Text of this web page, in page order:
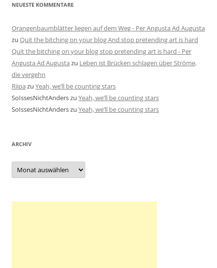
NEUESTE KOMMENTARE
Orangenbaumblätter liegen auf dem Weg - Per Angusta Ad Augusta
zu Quit the bitching on your blog And stop pretending art is hard
Quit the bitching on your blog stop pretending art is hard - Per
Angusta Ad Augusta zu Leben ist Brücken schlagen über Ströme,
die vergehn
Riipa zu Yeah, we’ll be counting stars
SoIssesNichtAnderszu Yeah, we’ll be counting stars
SoIssesNichtAnderszu Yeah, we’ll be counting stars
ARCHIV
Archiv